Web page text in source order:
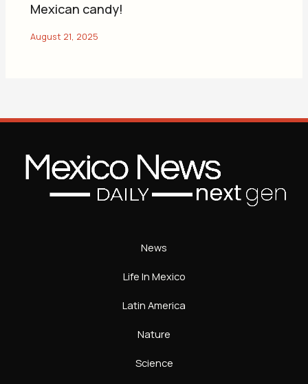
Mexican candy!
News
Life In Mexico
Latin America
Nature
Science